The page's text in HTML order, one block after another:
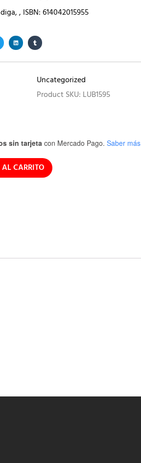
, ISBN: 614042015955
Uncategorized
Product SKU: LUB1595
sin tarjeta con Mercado Pago. Saber más
CARRITO